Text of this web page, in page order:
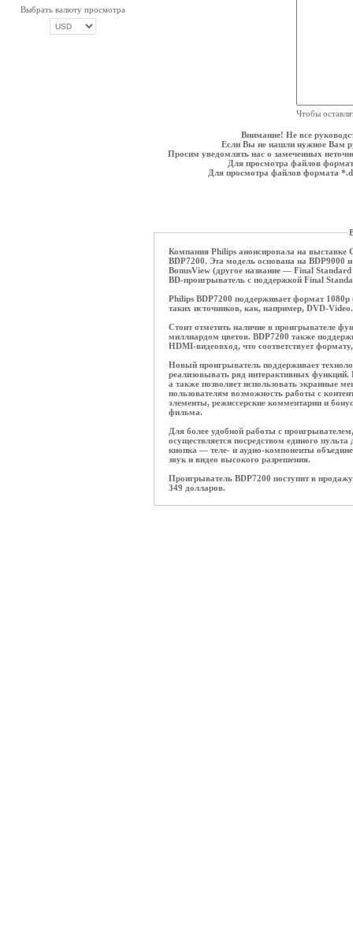
Выбрать валюту просмотра
Чтобы
Внимание! Не все
Если Вы не нашли нужное Вам
Просим уведомлять нас о замеченных
Для просмотра файлов
Для просмотра файлов формата
Компания Philips анонсировала на выставке
BDP7200. Эта модель основана на
BonusView (другое название — Final
BD-проигрыватель с поддержкой Final
Philips BDP7200 поддерживает формат
таких источников, как, например, DVD-Video.
Стоит отметить наличие в проигрывателе
миллиардом цветов. BDP7200 также
HDMI-видеовход, что соответствует
Новый проигрыватель поддерживает
реализовывать ряд интерактивных
а также позволяет использовать экранные
пользователям возможность работы с
элементы, режиссерские комментарии и
фильма.
Для более удобной работы с
осуществляется посредством единого
кнопка — теле- и аудио-компоненты
звук и видео высокого разрешения.
Проигрыватель BDP7200 поступит в
349 долларов.